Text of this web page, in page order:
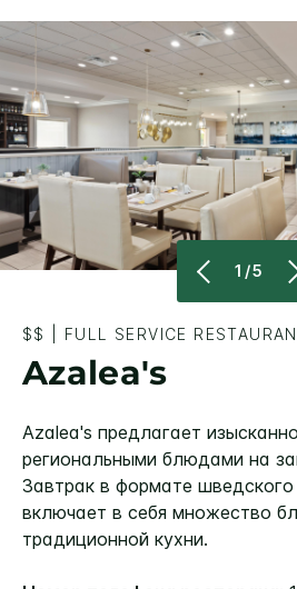
1/5
$$ FULL SERVICE
Azalea's
Azalea's предлагает
региональными блюдами на
Завтрак в формате
включает в себя множество
традиционной кухни.